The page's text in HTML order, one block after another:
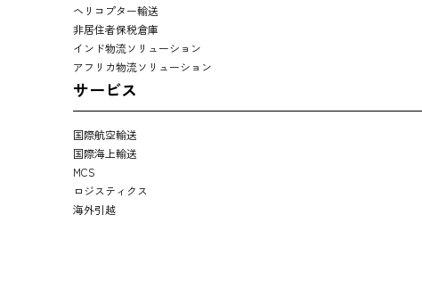
ヘリコプター輸送
非居住者保税倉庫
インド物流ソリューション
アフリカ物流ソリューション
サービス
国際航空輸送
国際海上輸送
MCS
ロジスティクス
海外引越